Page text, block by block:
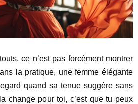
ce n’est pas forcément montrer
la pratique, une femme élégante
quand sa tenue suggère sans
change pour toi, c’est que tu peux